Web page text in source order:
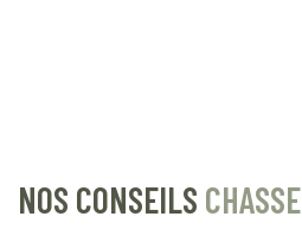
NOS CONSEILS CHASSE